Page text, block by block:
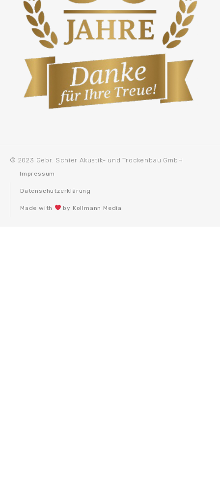
© 2023 Gebr. Schier Akustik- und Trockenbau GmbH
Impressum
Datenschutzerklärung
Made with by Kollmann Media